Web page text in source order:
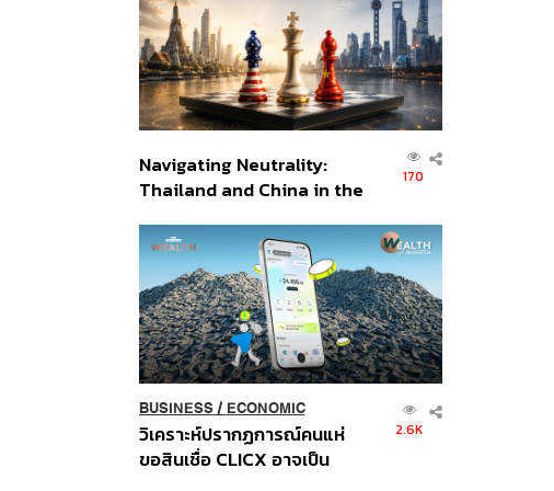
อินโดนีเซีย
Navigating Neutrality:
Thailand and China in the
Order
170
BUSINESS/ ECONOMIC
วิเคราะห์ปรากฏการณ์คนแห่
ขอสินเชื่อ CLICX อาจเป็น
2.6K